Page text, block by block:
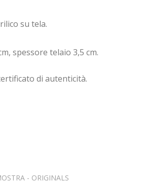
su tela.
spessore telaio 3,5 cm.
di autenticità.
- ORIGINALS